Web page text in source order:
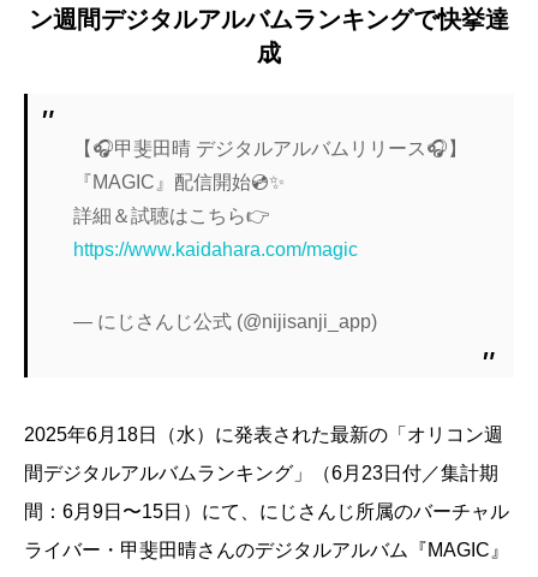
ン週間デジタルアルバムランキングで快挙達
成
【🎧甲斐田晴 デジタルアルバムリリース🎧】
『MAGIC』配信開始💿✨
詳細＆試聴はこちら👉
https://www.kaidahara.com/magic
— にじさんじ公式 (@nijisanji_app)
2025年6月18日（水）に発表された最新の「オリコン週
間デジタルアルバムランキング」（6月23日付／集計期
間：6月9日〜15日）にて、にじさんじ所属のバーチャル
ライバー・甲斐田晴さんのデジタルアルバム『MAGIC』